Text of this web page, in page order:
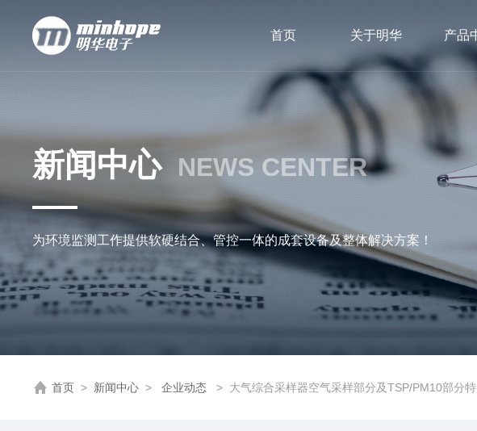
首页 关于明华 产品
新闻中心 NEWS CENTER
为环境监测工作提供软硬结合、管控一体的成套设备及整体解决方案！
首页 > 新闻中心 > 企业动态 > 大气综合采样器空气采样部分及TSP/PM10部分